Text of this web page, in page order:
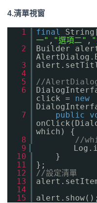
4.清單視窗
1 final
一" , "選項二" , "
2
Builder
3
4
5
//AlertDialog
6
click = new
7
public
which) {
8
//
9
10
}
11
};
12
//設定清單
13
14
15
alert.show();